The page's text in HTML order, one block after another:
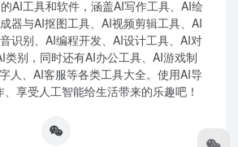
AI工具和软件，涵盖AI写作工具、AI绘
器与AI抠图工具、AI视频剪辑工具、AI
识别、AI编程开发、AI设计工具、AI对
类别，同时还有AI办公工具、AI游戏制
人、AI客服等各类工具大全。使用AI导
享受人工智能给生活带来的乐趣吧！